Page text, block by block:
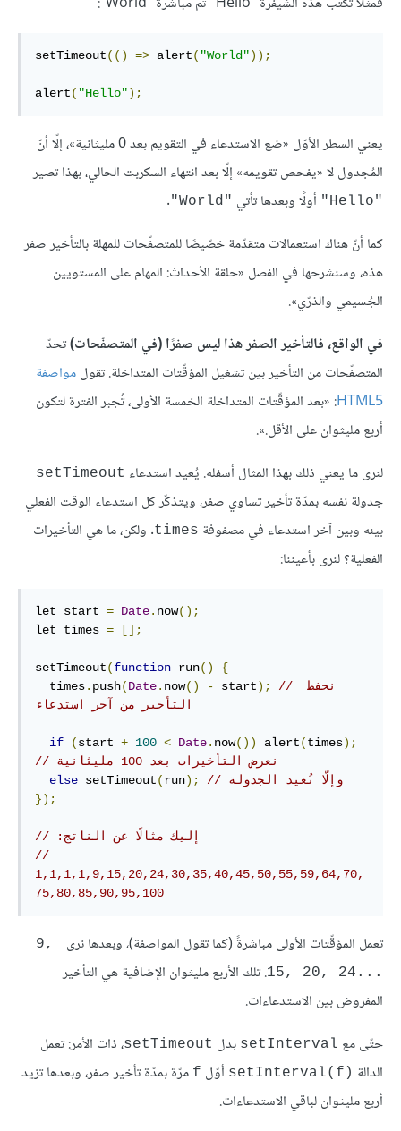
setTimeout(() => alert( "World"));
alert( "Hello");
يعني السطر الأوّل «ضع الاستدعاء في التقويم بعد 0 مليثانية»، إلّا أنّ
المُجدول لا «يفحص تقويمه» إلّا بعد انتهاء السكربت الحالي، بهذا تصير
‎"Hello"‎ أولًا وبعدها تأتي ‎"World"‎
.
كما أنّ هناك استعمالات متقدّمة خصّيصًا للمتصفّحات للمهلة بالتأخير صفر
هذه، وسنشرحها في الفصل «حلقة الأحداث: المهام على المستويين
الجُسيمي والذرّي».
في الواقع، فالتأخير الصفر هذا ليس صفرًا (في المتصفّحات)تحدّ
المتصفّحات من التأخير بين تشغيل المؤقّتات المتداخلة. تقولمواصفة
HTML5: «بعد المؤقّتات المتداخلة الخمسة الأولى، تُجبر الفترة لتكون
أربع مليثوان على الأقل.».
لنرى ما يعني ذلك بهذا المثال أسفله. يُعيد استدعاء ‎setTimeout‎
جدولة نفسه بمدّة تأخير تساوي صفر، ويتذكّر كل استدعاء الوقت الفعلي
بينه وبين آخر استدعاء في مصفوفة ‎times‎. ولكن، ما هي التأخيرات
الفعلية؟ لنرى بأعيننا:
let start = Date. now();
let times = [];
setTimeout(function run()
{
  times
. push(Date. now() - start);
// نحفظ
التأخير من آخر استدعاء
if (start + 100 < Date. now()) alert(times);
// نعرض التأخيرات بعد 100 مليثانية
else setTimeout(run);
// وإلّا نُعيد الجدولة
});
// ‫إليك مثالًا عن الناتج:
//
1,1,1,1,9,15,20,24,30,35,40,45,50,55,59,64,70,
75,80,85,90,95,100
تعمل المؤقّتات الأولى مباشرةً (كما تقول المواصفة)، وبعدها نرى
‎9,
15, 20, 24...‎. تلك الأربع مليثوان الإضافية هي التأخير
المفروض بين الاستدعاءات.
حتّى مع ‎setInterval‎ بدل ‎setTimeout‎، ذات الأمر: تعمل
الدالة ‎setInterval(f)‎ أوّل ‎f‎ مرّة بمدّة تأخير صفر، وبعدها تزيد
أربع مليثوان لباقي الاستدعاءات.